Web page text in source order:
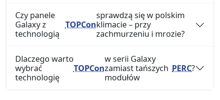
Czy panele
Galaxy z
technologią
TOPCon
sprawdzą się w polskim
klimacie – przy
zachmurzeniu i mrozie?
Dlaczego warto
wybrać
technologię
TOPCon
w serii Galaxy
zamiast tańszych
modułów
PERC?